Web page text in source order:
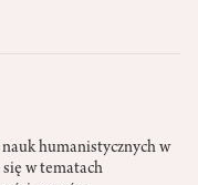
humanistycznych w
w tematach